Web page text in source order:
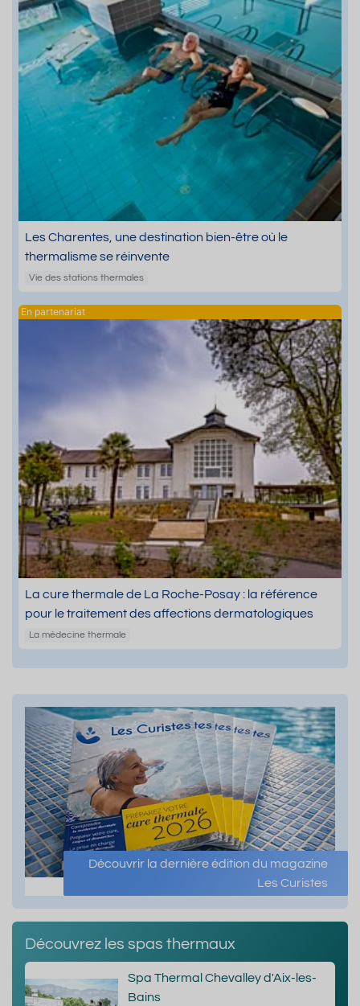
Les Charentes, une destination bien-être où le
thermalisme se réinvente
Vie des stations thermales
La cure thermale de La Roche-Posay : la référence
pour le traitement des affections dermatologiques
La médecine thermale
Découvrir la dernière édition du magazine
Les Curistes
Découvrez les spas thermaux
Spa Thermal Chevalley d'Aix-les-
Bains